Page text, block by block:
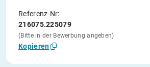
Referenz-Nr:
216075.225079
(Bitte in der Bewerbung angeben)
Kopieren